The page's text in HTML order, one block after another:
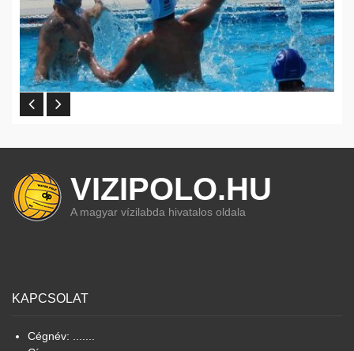
VIZIPOLO.HU
A magyar vízilabda hivatalos oldala
KAPCSOLAT
Cégnév: .......